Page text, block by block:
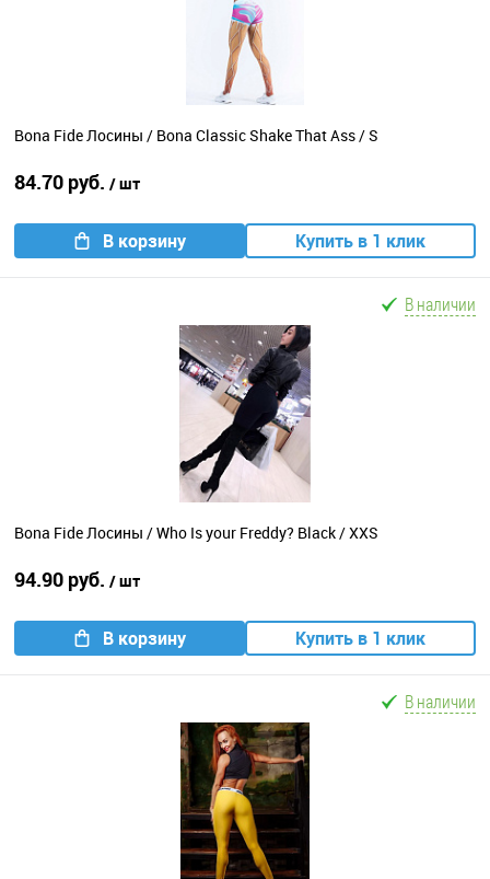
Bona Fide Лосины / Bona Classic Shake That Ass / S
84.70 руб. / шт
В корзину Купить в 1 клик
В наличии
Bona Fide Лосины / Who Is your Freddy? Black / XXS
94.90 руб. / шт
В корзину Купить в 1 клик
В наличии